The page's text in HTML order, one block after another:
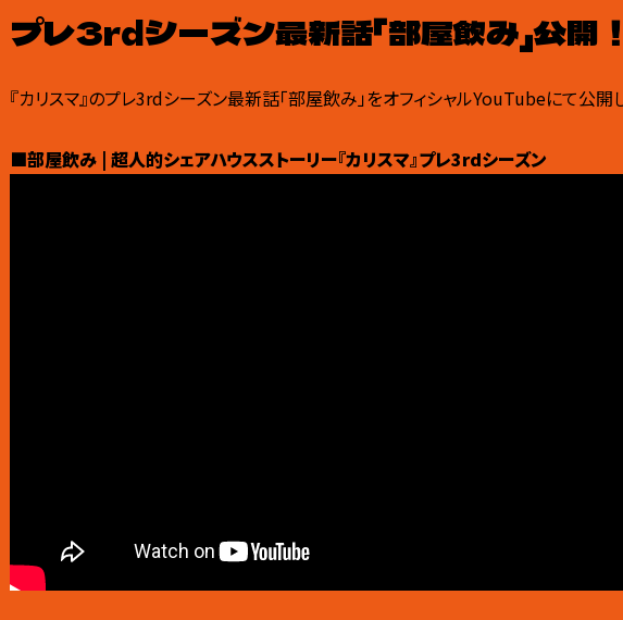
プレ3rdシーズン最新話「部屋飲み」公開
『カリスマ』のプレ3rdシーズン最新話「部屋飲み」をオフィシャルYouTubeにて公開
■部屋飲み | 超人的シェアハウスストーリー『カリスマ』プレ3rdシーズン